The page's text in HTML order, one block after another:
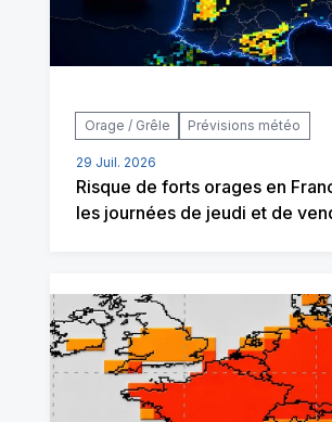
Orage / Grêle Prévisions météo
29 Juil. 2026
Risque de forts orages en
les journées de jeudi et de